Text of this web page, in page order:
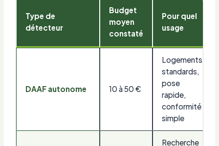
Type de
détecteur
Budget
moyen
constaté
Pour quel
usage
DAAF autonome 10 à 50 €
Logements
standards,
pose
rapide,
conformité
simple
Recherche